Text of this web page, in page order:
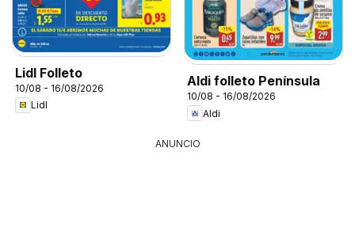
Lidl Folleto
10/08 - 16/08/2026
Lidl
Aldi folleto Península
10/08 - 16/08/2026
Aldi
ANUNCIO